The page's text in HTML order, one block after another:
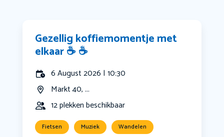
Gezellig koffiemomentje met
elkaar ☕️ ☕️
6 August 2026 | 10:30
Markt 40, ...
12 plekken beschikbaar
Fietsen Muziek Wandelen